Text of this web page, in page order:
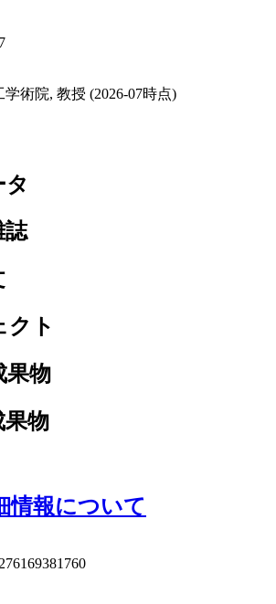
学術院, 教授 (2026-07時点)
誌
クト
果物
果物
情報について